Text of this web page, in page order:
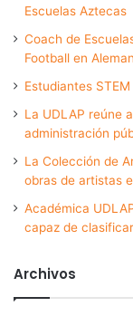
Escuelas Aztecas
Coach de
Football en
Estudiantes
La UDLAP reúne
administración
La Colección de
obras de artistas
Académica
capaz de
Archivos